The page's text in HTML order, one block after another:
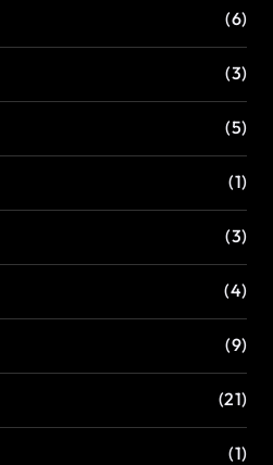
(6)
(3)
(5)
(1)
(3)
(4)
(9)
(21)
(1)